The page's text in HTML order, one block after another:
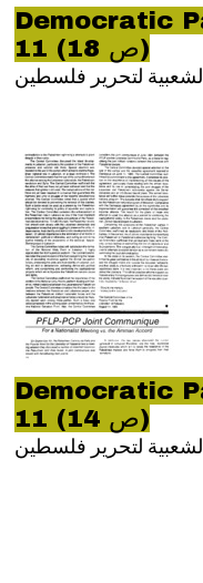
Democratic
11 (ص 18)
لتحرير فلسطين
Democratic
11 (ص 14)
لتحرير فلسطين